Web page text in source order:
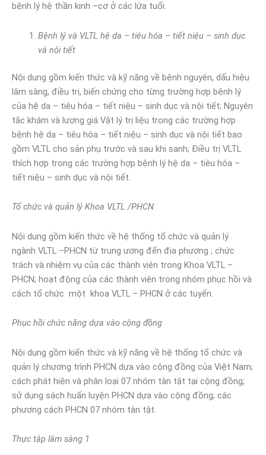
bệnh lý hệ thần kinh –cơ ở các lứa tuổi.
Bệnh lý và VLTL hệ da – tiêu hóa – tiết niệu – sinh dục
và nội tiết
Nội dung gồm kiến thức và kỹ năng về bệnh nguyên, dấu hiệu
lâm sàng, điều trị, biến chứng cho từng trường hợp bệnh lý
của hệ da – tiêu hóa – tiết niệu – sinh dục và nội tiết; Nguyên
tắc khám và lượng giá Vật lý trị liệu trong các trường hợp
bệnh hệ da – tiêu hóa – tiết niệu – sinh dục và nội tiết bao
gồm VLTL cho sản phụ trước và sau khi sanh; Điều trị VLTL
thích hợp trong các trường hợp bệnh lý hệ da – tiêu hóa –
tiết niệu – sinh dục và nội tiết.
Tổ chức và quản lý Khoa VLTL /PHCN
Nội dung gồm kiến thức về hệ thống tổ chức và quản lý
ngành VLTL –PHCN từ trung ương đến địa phương ; chức
trách và nhiệm vụ của các thành viên trong Khoa VLTL –
PHCN; hoạt động của các thành viên trong nhóm phục hồi và
cách tổ chức một khoa VLTL – PHCN ở các tuyến.
Phục hồi chức năng dựa vào cộng đồng
Nội dung gồm kiến thức và kỹ năng về hệ thống tổ chức và
quản lý chương trình PHCN dựa vào cộng đồng của Việt Nam;
cách phát hiện và phân loại 07 nhóm tàn tật tại cộng đồng;
sử dụng sách huấn luyện PHCN dựa vào cộng đồng; các
phương cách PHCN 07 nhóm tàn tật.
Thực tập lâm sàng 1